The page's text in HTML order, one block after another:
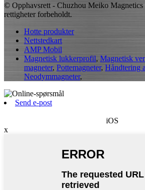
© Opphavsrett - Chuzhou Meiko
rettigheter forbeholdt.
Hotte produkter
Nettstedkart
AMP Mobil
Magnetisk lukkerprofil, Magnetisk
magneter, Pottemagneter, Håndtering
Neodymmagneter,
Send e-post
iOS
x